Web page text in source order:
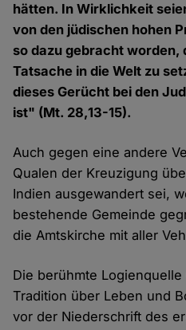
hätten. In Wirklichkeit
von den jüdischen hohen
so dazu gebracht worden,
Tatsache in die Welt zu
dieses Gerücht bei den
ist" (Mt. 28,13-15).
Auch gegen eine andere
Qualen der Kreuzigung
Indien ausgewandert sei,
bestehende Gemeinde
die Amtskirche mit aller
Die berühmte
Tradition über Leben und
vor der Niederschrift des